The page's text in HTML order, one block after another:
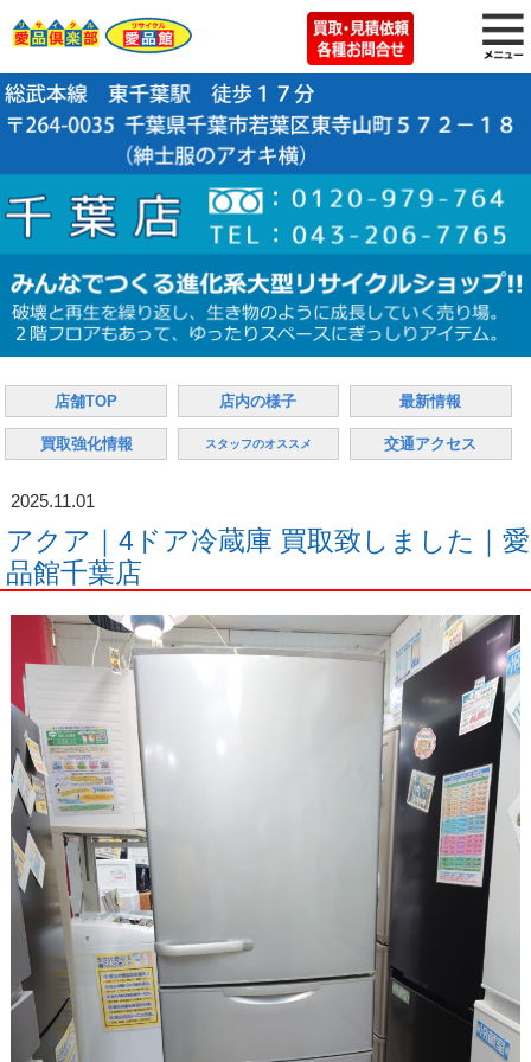
店舗TOP 店内の様子 最新情報
買取強化情報 スタッフのオススメ 交通アクセス
2025.11.01
アクア｜4ドア冷蔵庫 買取致しました｜愛
品館千葉店